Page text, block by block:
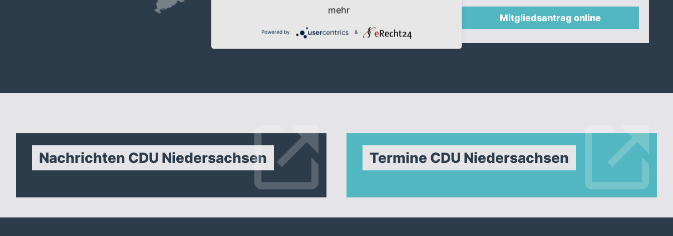
Mitgliedsantrag online
Nachrichten CDU Niedersachsen Termine CDU Niedersachsen
mehr
Powered by &